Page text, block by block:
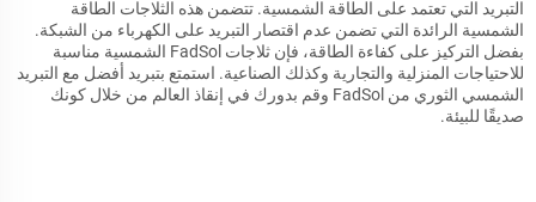
التبريد التي تعتمد على الطاقة الشمسية. تتضمن هذه الثلاجات الطاقة
الشمسية الرائدة التي تضمن عدم اقتصار التبريد على الكهرباء من الشبكة.
بفضل التركيز على كفاءة الطاقة، فإن ثلاجات FadSol الشمسية مناسبة
للاحتياجات المنزلية والتجارية وكذلك الصناعية. استمتع بتبريد أفضل مع التبريد
الشمسي الثوري من FadSol وقم بدورك في إنقاذ العالم من خلال كونك
صديقًا للبيئة.